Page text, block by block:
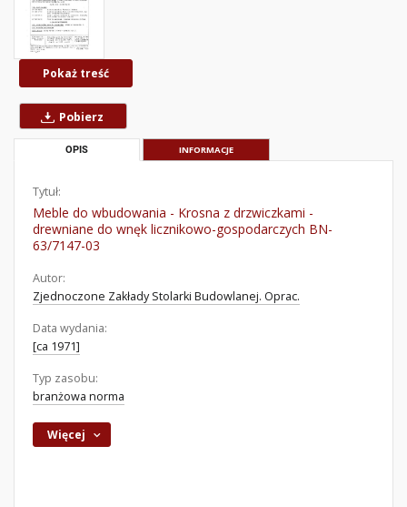
Pokaż treść
Pobierz
OPIS INFORMACJE
Tytuł:
Meble do wbudowania - Krosna z drzwiczkami -
drewniane do wnęk licznikowo-gospodarczych BN-
63/7147-03
Autor:
Zjednoczone Zakłady Stolarki Budowlanej. Oprac.
Data wydania:
[ca 1971]
Typ zasobu:
branżowa norma
Więcej